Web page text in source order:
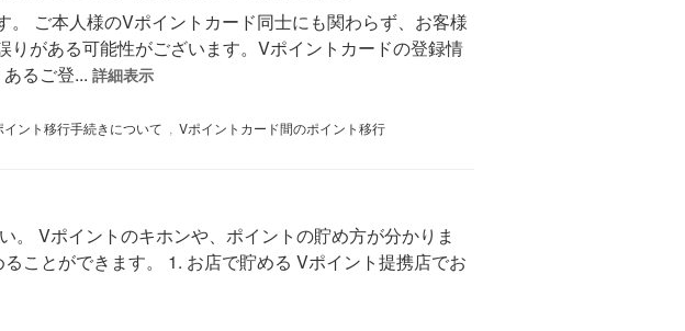
ご本人様のVポイントカード同士にも関わらず、お客様
がある可能性がございます。Vポイントカードの登録情
るご登... 詳細表示
イント移行手続きについて
Vポイントカード間のポイント移行
。 Vポイントのキホンや、ポイントの貯め方が分かりま
ことができます。 1. お店で貯める Vポイント提携店でお